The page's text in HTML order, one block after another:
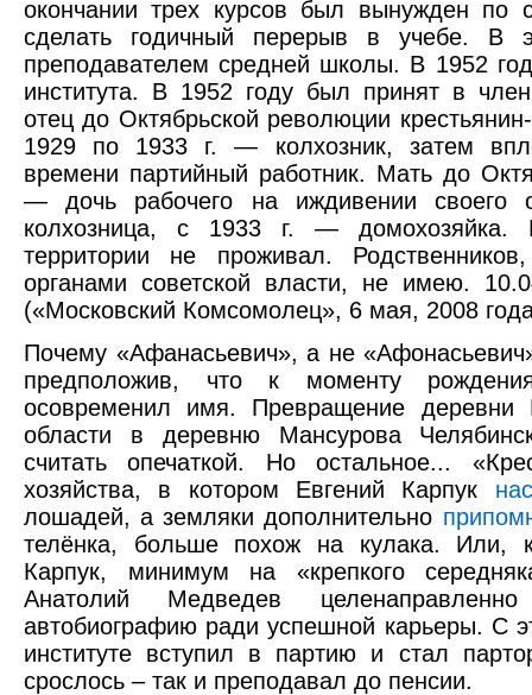
окончании трех курсов был вынужден по
сделать годичный перерыв в учебе. В
преподавателем средней школы. В 1952
института. В 1952 году был принят в
отец до Октябрьской революции
1929 по 1933 г. — колхозник, затем
времени партийный работник. Мать до
— дочь рабочего на иждивении
колхозница, с 1933 г. — домохозяйка.
территории не проживал.
органами советской власти, не имею.
(«Московский Комсомолец», 6 мая, 2008
Почему «Афанасьевич», а не
предположив, что к моменту
осовременил имя. Превращение деревни
области в деревню Мансурова
считать опечаткой. Но остальное...
хозяйства, в котором Евгений Карпук
лошадей, а земляки дополнительно
телёнка, больше похож на кулака. Или,
Карпук, минимум на «крепкого
Анатолий Медведев
автобиографию ради успешной карьеры. С
институте вступил в партию и стал
срослось – так и преподавал до пенсии.